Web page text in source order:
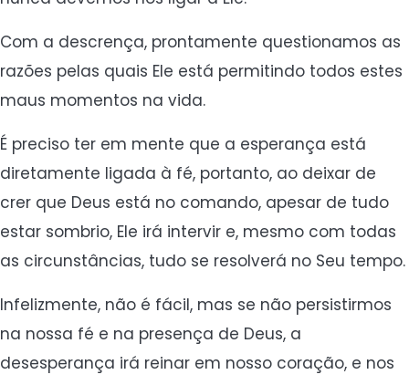
Com a descrença, prontamente questionamos as
razões pelas quais Ele está permitindo todos estes
maus momentos na vida.
É preciso ter em mente que a esperança está
diretamente ligada à fé, portanto, ao deixar de
crer que Deus está no comando, apesar de tudo
estar sombrio, Ele irá intervir e, mesmo com todas
as circunstâncias, tudo se resolverá no Seu tempo.
Infelizmente, não é fácil, mas se não persistirmos
na nossa fé e na presença de Deus, a
desesperança irá reinar em nosso coração, e nos